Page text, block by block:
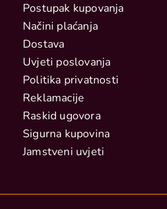
Postupak kupovanja
Načini plaćanja
Dostava
Uvjeti poslovanja
Politika privatnosti
Reklamacije
Raskid ugovora
Sigurna kupovina
Jamstveni uvjeti